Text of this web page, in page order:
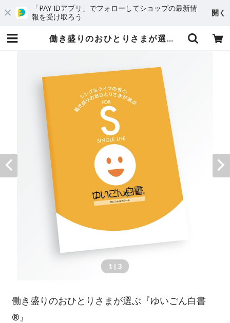
「PAY IDアプリ」でフォローしてショップの最新情
報を受け取ろう
開く
働き盛りのおひとりさまが選ぶ『ゆいごん白書®』 | 株式会社はっぴぃandプロジェクト
1 | 3
働き盛りのおひとりさまが選ぶ『ゆいごん白書
®』